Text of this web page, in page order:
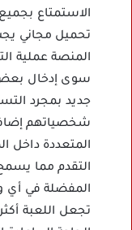
تحميل مجاني
المنصة عملية
سوى إدخال
جديد بمجرد
شخصياتهم
المتعددة داخل
التقدم مما
المفضلة في أي
تجعل اللعبة